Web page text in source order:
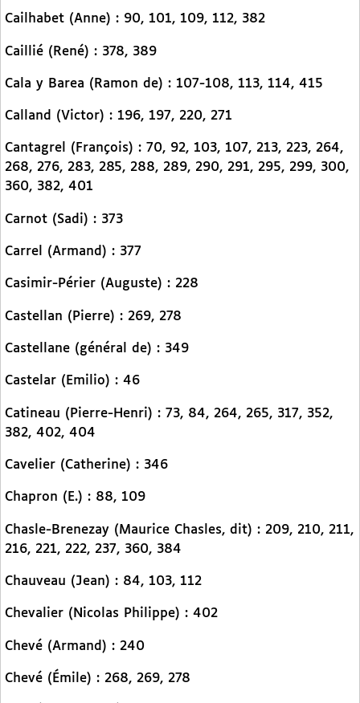
Cailhabet (Anne) : 90, 101, 109, 112, 382
Caillié (René) : 378, 389
Cala y Barea (Ramon de) : 107-108, 113, 114, 415
Calland (Victor) : 196, 197, 220, 271
Cantagrel (François) : 70, 92, 103, 107, 213, 223, 264,
268, 276, 283, 285, 288, 289, 290, 291, 295, 299, 300,
360, 382, 401
Carnot (Sadi) : 373
Carrel (Armand) : 377
Casimir-Périer (Auguste) : 228
Castellan (Pierre) : 269, 278
Castellane (général de) : 349
Castelar (Emilio) : 46
Catineau (Pierre-Henri) : 73, 84, 264, 265, 317, 352,
382, 402, 404
Cavelier (Catherine) : 346
Chapron (E.) : 88, 109
Chasle-Brenezay (Maurice Chasles, dit) : 209, 210, 211,
216, 221, 222, 237, 360, 384
Chauveau (Jean) : 84, 103, 112
Chevalier (Nicolas Philippe) : 402
Chevé (Armand) : 240
Chevé (Émile) : 268, 269, 278